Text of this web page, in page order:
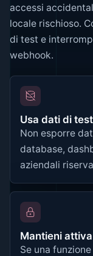
accessi
locale rischioso.
di test e
webhook.
Usa dati di test
Non esporre
database,
aziendali
Mantieni
Se una